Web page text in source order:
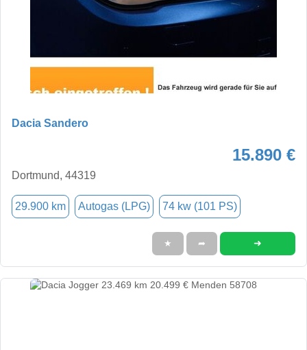
Dacia Sandero
15.890 €
Dortmund, 44319
29.900 km Autogas (LPG) 74 kw (101 PS)
★ ➦ ➜